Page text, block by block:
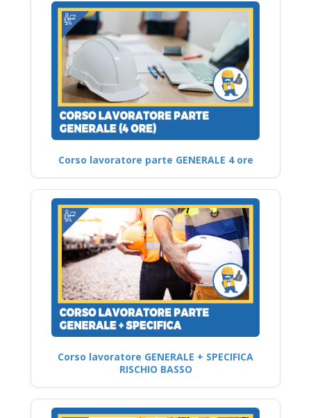
Corso lavoratore parte GENERALE 4 ore
Corso lavoratore GENERALE + SPECIFICA
RISCHIO BASSO